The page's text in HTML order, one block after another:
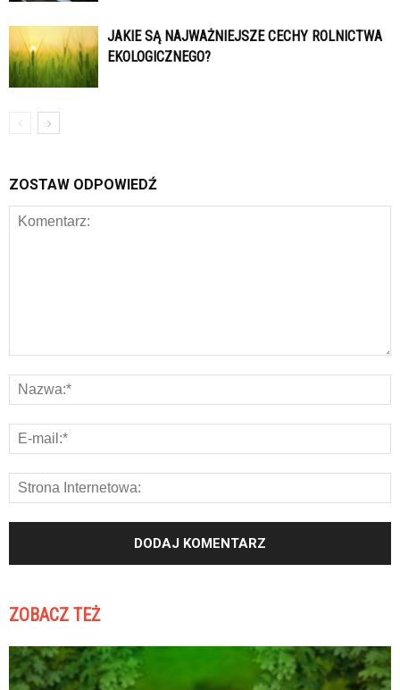
JAKIE SĄ NAJWAŻNIEJSZE CECHY ROLNICTWA
EKOLOGICZNEGO?
ZOSTAW ODPOWIEDŹ
ZOBACZ TEŻ